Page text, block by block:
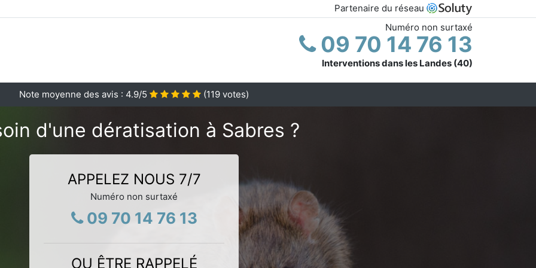
Partenaire du réseau
Numéro non surtaxé
09 70 14 76 13
Interventions dans les Landes (40)
Note moyenne des avis : 4.9/5 (119 votes)
d'une dératisation à Sabres ?
APPELEZ NOUS 7/7
Numéro non surtaxé
09 70 14 76 13
OU ÊTRE RAPPELÉ